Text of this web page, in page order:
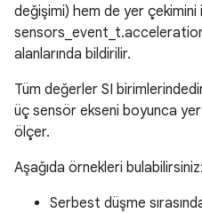
değişimi) hem de yer çekimini
alanlarında bildirilir.
Tüm değerler SI
üç sensör ekseni boyunca yer
ölçer.
Aşağıda örnekleri bulabilirsiniz:
Serbest düşme